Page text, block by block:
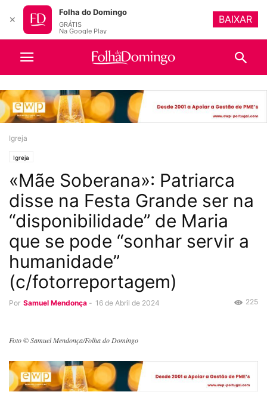
Igreja
Igreja
«Mãe Soberana»: Patriarca
disse na Festa Grande ser na
“disponibilidade” de Maria
que se pode “sonhar servir a
humanidade”
(c/fotorreportagem)
Por Samuel Mendonça - 16 de Abril de 2024 225
Foto © Samuel Mendonça/Folha do Domingo
✕
Folha do Domingo
GRÁTIS
Na Google Play
BAIXAR